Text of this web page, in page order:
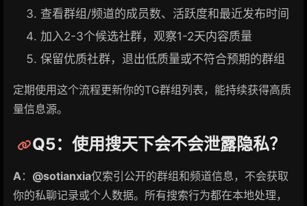
查看群组/频道的成员数、活跃度和最近发布时间
加入2-3个候选社群，观察1-2天内容质量
保留优质社群，退出低质量或不符合预期的群组
定期使用这个流程更新你的TG群组列表，能持续获得高质
量信息源。
Q5：使用搜天下会不会泄露隐私？
A ： @sotianxia仅索引公开的群组和频道信息，不会获取
你的私聊记录或个人数据。所有搜索行为都在本地处理，